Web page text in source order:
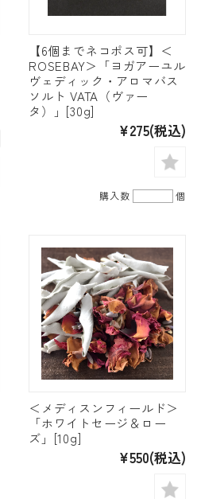
【6個までネコポス可】＜
ROSEBAY＞「ヨガアーユル
ヴェディック・アロマバス
ソルト VATA（ヴァー
タ）」[30g]
¥275(税込)
購入数 個
＜メディスンフィールド＞
「ホワイトセージ＆ロー
ズ」[10g]
¥550(税込)